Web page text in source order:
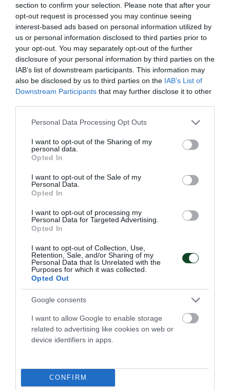
section to confirm your selection. Please note that after your
opt-out request is processed you may continue seeing
interest-based ads based on personal information utilized by
us or personal information disclosed to third parties prior to
your opt-out. You may separately opt-out of the further
disclosure of your personal information by third parties on the
IAB’s list of downstream participants. This information may
also be disclosed by us to third parties on the IAB’s List of
Downstream Participants that may further disclose it to other
Please note that this website/app uses one or more Google
not limited to your visit or usage behaviour. You may click to
grant or deny consent to Google and its third-party tags to
use your data for below specified purposes in below Google
consent section.
Personal Data Processing Opt Outs
I want to opt-out of the Sharing of my
personal data.
Opted In
I want to opt-out of the Sale of my
Personal Data.
Opted In
I want to opt-out of processing my
Personal Data for Targeted Advertising.
Opted In
I want to opt-out of Collection, Use,
Retention, Sale, and/or Sharing of my
Personal Data that Is Unrelated with the
Purposes for which it was collected.
Opted Out
Google consents
I want to allow Google to enable storage
related to advertising like cookies on web or
device identifiers in apps.
CONFIRM
«πράσινη» συμμετοχή
Η Εθνική ομάδα βόλεϊ γυναικών αναδείχθηκε ισόπαλη με
την αντίστοιχη της Σουηδία σε φιλική αναμέτρηση που
συμμετείχαν δύο παίκτριες του Παναθηναϊκού.
05.08.2026 ΒΟΛΕΪ ΓΥΝΑΙΚΩΝ
Τα φιλικά του βόλεϊ γυναικών
τουρνουά στην Ιταλία
23.07.2026 ΒΟΛΕΪ ΓΥΝΑΙΚΩΝ
ΤΕΛΕΥΤΑΙΑ ΝΕΑ